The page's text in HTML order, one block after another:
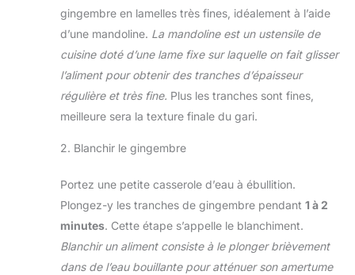
gingembre en lamelles très fines, idéalement à l’aide
d’une mandoline. La mandoline est un ustensile de
cuisine doté d’une lame fixe sur laquelle on fait glisser
l’aliment pour obtenir des tranches d’épaisseur
régulière et très fine. Plus les tranches sont fines,
meilleure sera la texture finale du gari.
2. Blanchir le gingembre
Portez une petite casserole d’eau à ébullition.
Plongez-y les tranches de gingembre pendant 1 à 2
minutes. Cette étape s’appelle le blanchiment.
Blanchir un aliment consiste à le plonger brièvement
dans de l’eau bouillante pour atténuer son amertume